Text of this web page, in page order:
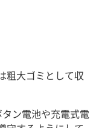
粗大ゴミとして収
ン電池や充電式電